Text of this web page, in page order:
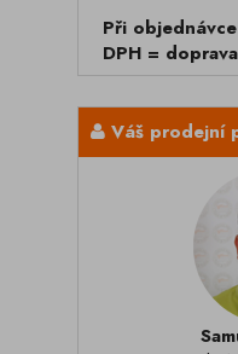
Při
DPH =
Váš prodejní